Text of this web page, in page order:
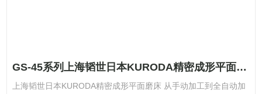
GS-45系列上海韬世日本KURODA精密成形平面磨床
上海韬世日本KURODA精密成形平面磨床 从手动加工到全自动加